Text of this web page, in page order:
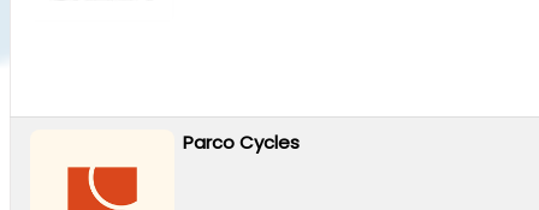
Parco Cycles